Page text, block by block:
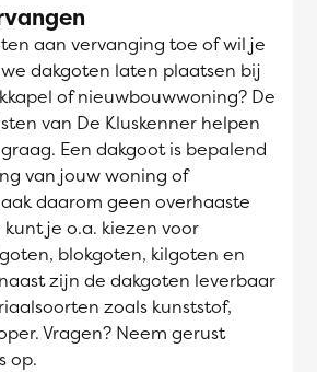
aan vervanging toe of wil je
dakgoten laten plaatsen bij
of nieuwbouwwoning? De
van De Kluskenner helpen
Een dakgoot is bepalend
van jouw woning of
daarom geen overhaaste
kunt je o.a. kiezen voor
blokgoten, kilgoten en
zijn de dakgoten leverbaar
zoals kunststof,
Vragen? Neem gerust
op.